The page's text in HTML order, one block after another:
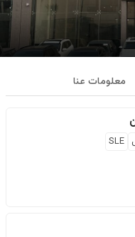
معلومات عنا
SLE